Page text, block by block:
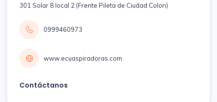
301 Solar 8 local 2 (Frente Pileta de Ciudad Colon)
0999460973
www.ecuaspiradoras.com
Contáctanos